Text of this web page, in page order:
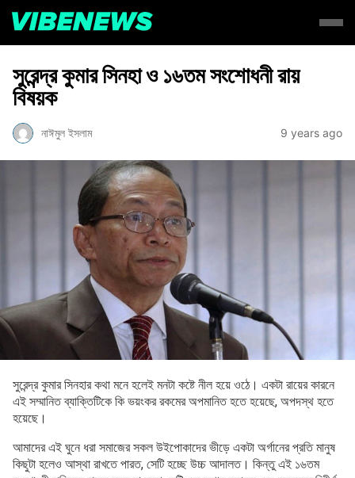
সুরেন্দ্র কুমার সিনহা ও ১৬তম সংশোধনী রায়
বিষয়ক
নাঈমুল ইসলাম 9 years ago
সুরেন্দ্র কুমার সিনহার কথা মনে হলেই মনটা কষ্টে নীল হয়ে ওঠে। একটা রায়ের কারনে
এই সম্মানিত ব্যাক্তিটিকে কি ভয়ংকর রকমের অপমানিত হতে হয়েছে, অপদস্থ হতে
হয়েছে।
আমাদের এই ঘুনে ধরা সমাজের সকল উইপোকাদের ভীড়ে একটা অর্গানের প্রতি মানুষ
কিছুটা হলেও আস্থা রাখতে পারত, সেটি হচ্ছে উচ্চ আদালত। কিন্তু এই ১৬তম